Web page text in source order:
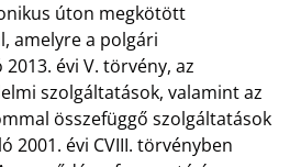
úton megkötött
amelyre a polgári
évi V. törvény, az
szolgáltatások, valamint az
összefüggő szolgáltatások
2001. évi CVIII. törvényben